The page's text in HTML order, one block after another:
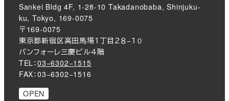
Sankei Bldg 4F, 1-28-10 Takadanobaba, Shinjuku-
ku, Tokyo, 169-0075
〒169-0075
東京都新宿区高田馬場１丁目２８−１０
バンフォーレ三慶ビル４階
TEL：03−6302−1515
FAX：03−6302−1516
OPEN